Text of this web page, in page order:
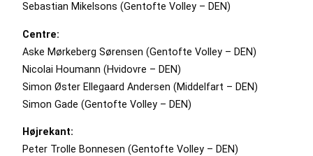
Sebastian Mikelsons (Gentofte Volley – DEN)
Centre:
Aske Mørkeberg Sørensen (Gentofte Volley – DEN)
Nicolai Houmann (Hvidovre – DEN)
Simon Øster Ellegaard Andersen (Middelfart – DEN)
Simon Gade (Gentofte Volley – DEN)
Højrekant:
Peter Trolle Bonnesen (Gentofte Volley – DEN)